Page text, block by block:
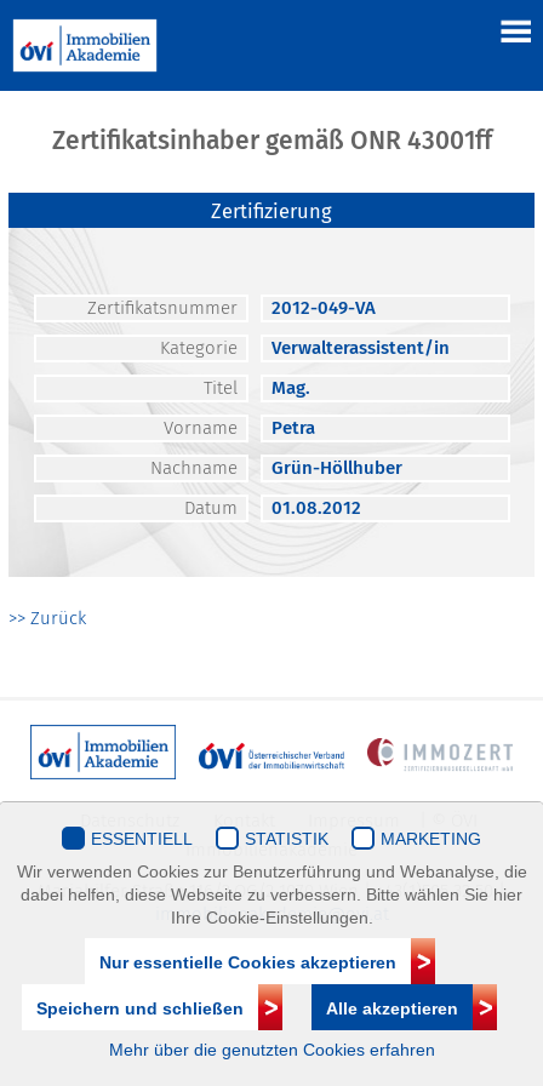
Zertifikatsinhaber gemäß ONR 43001ff
Zertifizierung
Zertifikatsnummer
2012-049-VA
Kategorie
Verwalterassistent/in
Titel
Mag.
Vorname
Petra
Nachname
Grün-Höllhuber
Datum
01.08.2012
>> Zurück
Immobilienakademie
Mariahilfer Straße 116/2.OG/2 1070 Wien | +43(1)505 32 50 |
immobilienakademie@ovi.at
ESSENTIELL STATISTIK
MARKETING
Wir verwenden Cookies zur Benutzerführung und Webanalyse, die
dabei helfen, diese Webseite zu verbessern. Bitte wählen Sie hier
Ihre Cookie-Einstellungen.
Nur essentielle Cookies akzeptieren
Speichern und schließen Alle akzeptieren
Mehr über die genutzten Cookies erfahren